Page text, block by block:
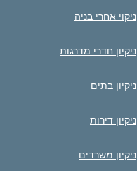
ניקוי אחרי בניה
ניקיון חדרי מדרגות
ניקיון בתים
ניקיון דירות
ניקיון משרדים